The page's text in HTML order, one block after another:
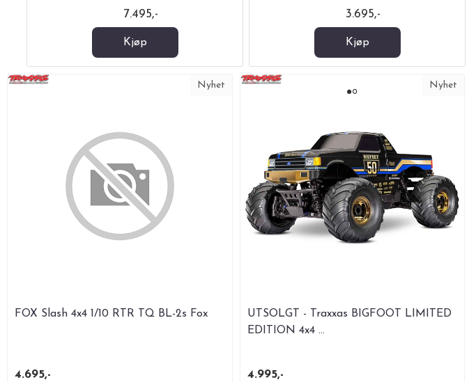
7.495,-
Kjøp
3.695,-
Kjøp
Nyhet
FOX Slash 4x4 1/10 RTR TQ BL-2s Fox
4.695,-
Nyhet
UTSOLGT - Traxxas BIGFOOT LIMITED
EDITION 4x4 ...
4.995,-